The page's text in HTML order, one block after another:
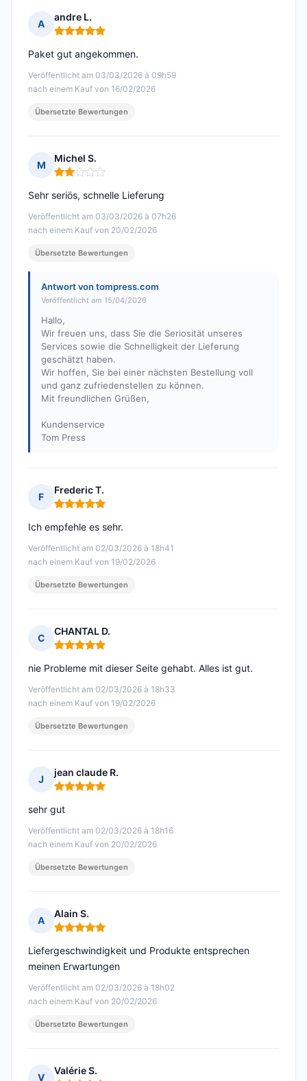
A
andre L.
Hinweis: 5 von 5
Veröffentlicht am 03/03/2026 à 09h59
nach einem Kauf von 16/02/2026
Paket gut angekommen.
Übersetzte Bewertungen
M
Michel S.
Hinweis: 2 von 5
Veröffentlicht am 03/03/2026 à 07h26
nach einem Kauf von 20/02/2026
Sehr seriös, schnelle Lieferung
Übersetzte Bewertungen
Antwort von tompress.com
Veröffentlicht am 15/04/2026
Hallo,
Wir freuen uns, dass Sie die Seriosität unseres
Services sowie die Schnelligkeit der Lieferung
geschätzt haben.
Wir hoffen, Sie bei einer nächsten Bestellung voll
und ganz zufriedenstellen zu können.
Mit freundlichen Grüßen,
Kundenservice
Tom Press
F
Frederic T.
Hinweis: 5 von 5
Veröffentlicht am 02/03/2026 à 18h41
nach einem Kauf von 19/02/2026
Ich empfehle es sehr.
Übersetzte Bewertungen
C
CHANTAL D.
Hinweis: 5 von 5
Veröffentlicht am 02/03/2026 à 18h33
nach einem Kauf von 19/02/2026
nie Probleme mit dieser Seite gehabt. Alles ist gut.
Übersetzte Bewertungen
J
jean claude R.
Hinweis: 5 von 5
Veröffentlicht am 02/03/2026 à 18h16
nach einem Kauf von 20/02/2026
sehr gut
Übersetzte Bewertungen
A
Alain S.
Hinweis: 5 von 5
Veröffentlicht am 02/03/2026 à 18h02
nach einem Kauf von 20/02/2026
Liefergeschwindigkeit und Produkte entsprechen
meinen Erwartungen
Übersetzte Bewertungen
V
Valérie S.